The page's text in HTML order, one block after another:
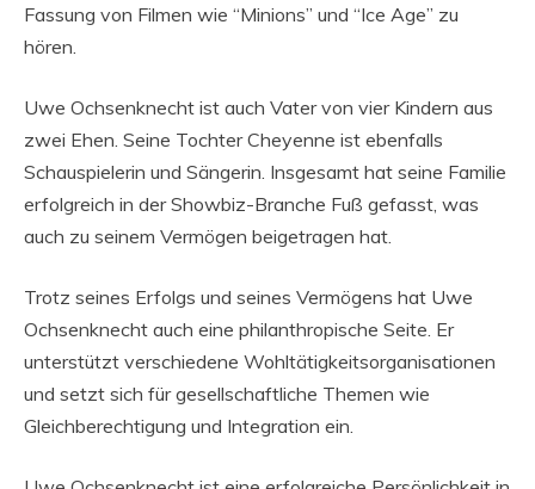
Fassung von Filmen wie “Minions” und “Ice Age” zu
hören.
Uwe Ochsenknecht ist auch Vater von vier Kindern aus
zwei Ehen. Seine Tochter Cheyenne ist ebenfalls
Schauspielerin und Sängerin. Insgesamt hat seine Familie
erfolgreich in der Showbiz-Branche Fuß gefasst, was
auch zu seinem Vermögen beigetragen hat.
Trotz seines Erfolgs und seines Vermögens hat Uwe
Ochsenknecht auch eine philanthropische Seite. Er
unterstützt verschiedene Wohltätigkeitsorganisationen
und setzt sich für gesellschaftliche Themen wie
Gleichberechtigung und Integration ein.